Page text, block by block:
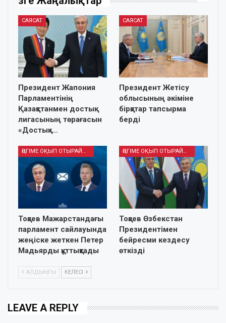
САЯСАТ
Президент Жапония
Парламентінің
Қазақстанмен достық
лигасының төрағасын
«Достық»…
САЯСАТ
Президент Жетісу
облысының әкіміне
бірқатар тапсырма
берді
ӘҢГІМЕ ОҚЫП ОТЫРАЙЫҚ
Тоқаев Мажарстандағы
парламент сайлауында
жеңіске жеткен Петер
Мадьярды құттықтады
ӘҢГІМЕ ОҚЫП ОТЫРАЙЫҚ
Тоқаев Өзбекстан
Президентімен
бейресми кездесу
өткізді
АЛДЫҢҒЫ КЕЛЕСІ
LEAVE A REPLY